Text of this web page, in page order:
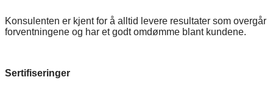
Konsulenten er kjent for å alltid levere resultater som overgår
forventningene og har et godt omdømme blant kundene.
Sertifiseringer